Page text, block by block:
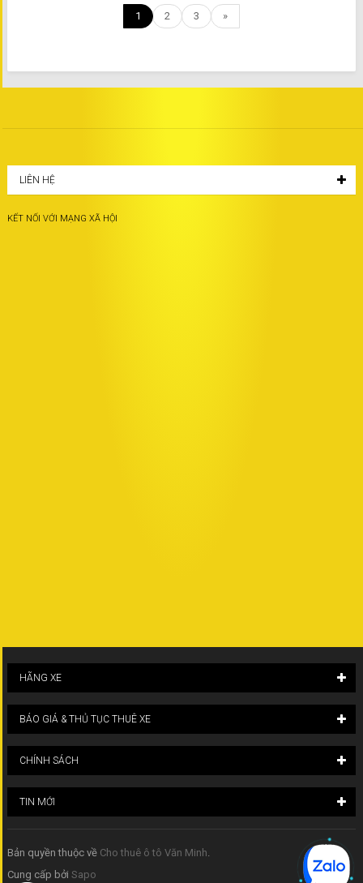
1 2 3 »
LIÊN HỆ
KẾT NỐI VỚI MẠNG XÃ HỘI
HÃNG XE
BÁO GIÁ & THỦ TỤC THUÊ XE
CHÍNH SÁCH
TIN MỚI
Bản quyền thuộc về Cho thuê ô tô Văn Minh
Cung cấp bởi Sapo